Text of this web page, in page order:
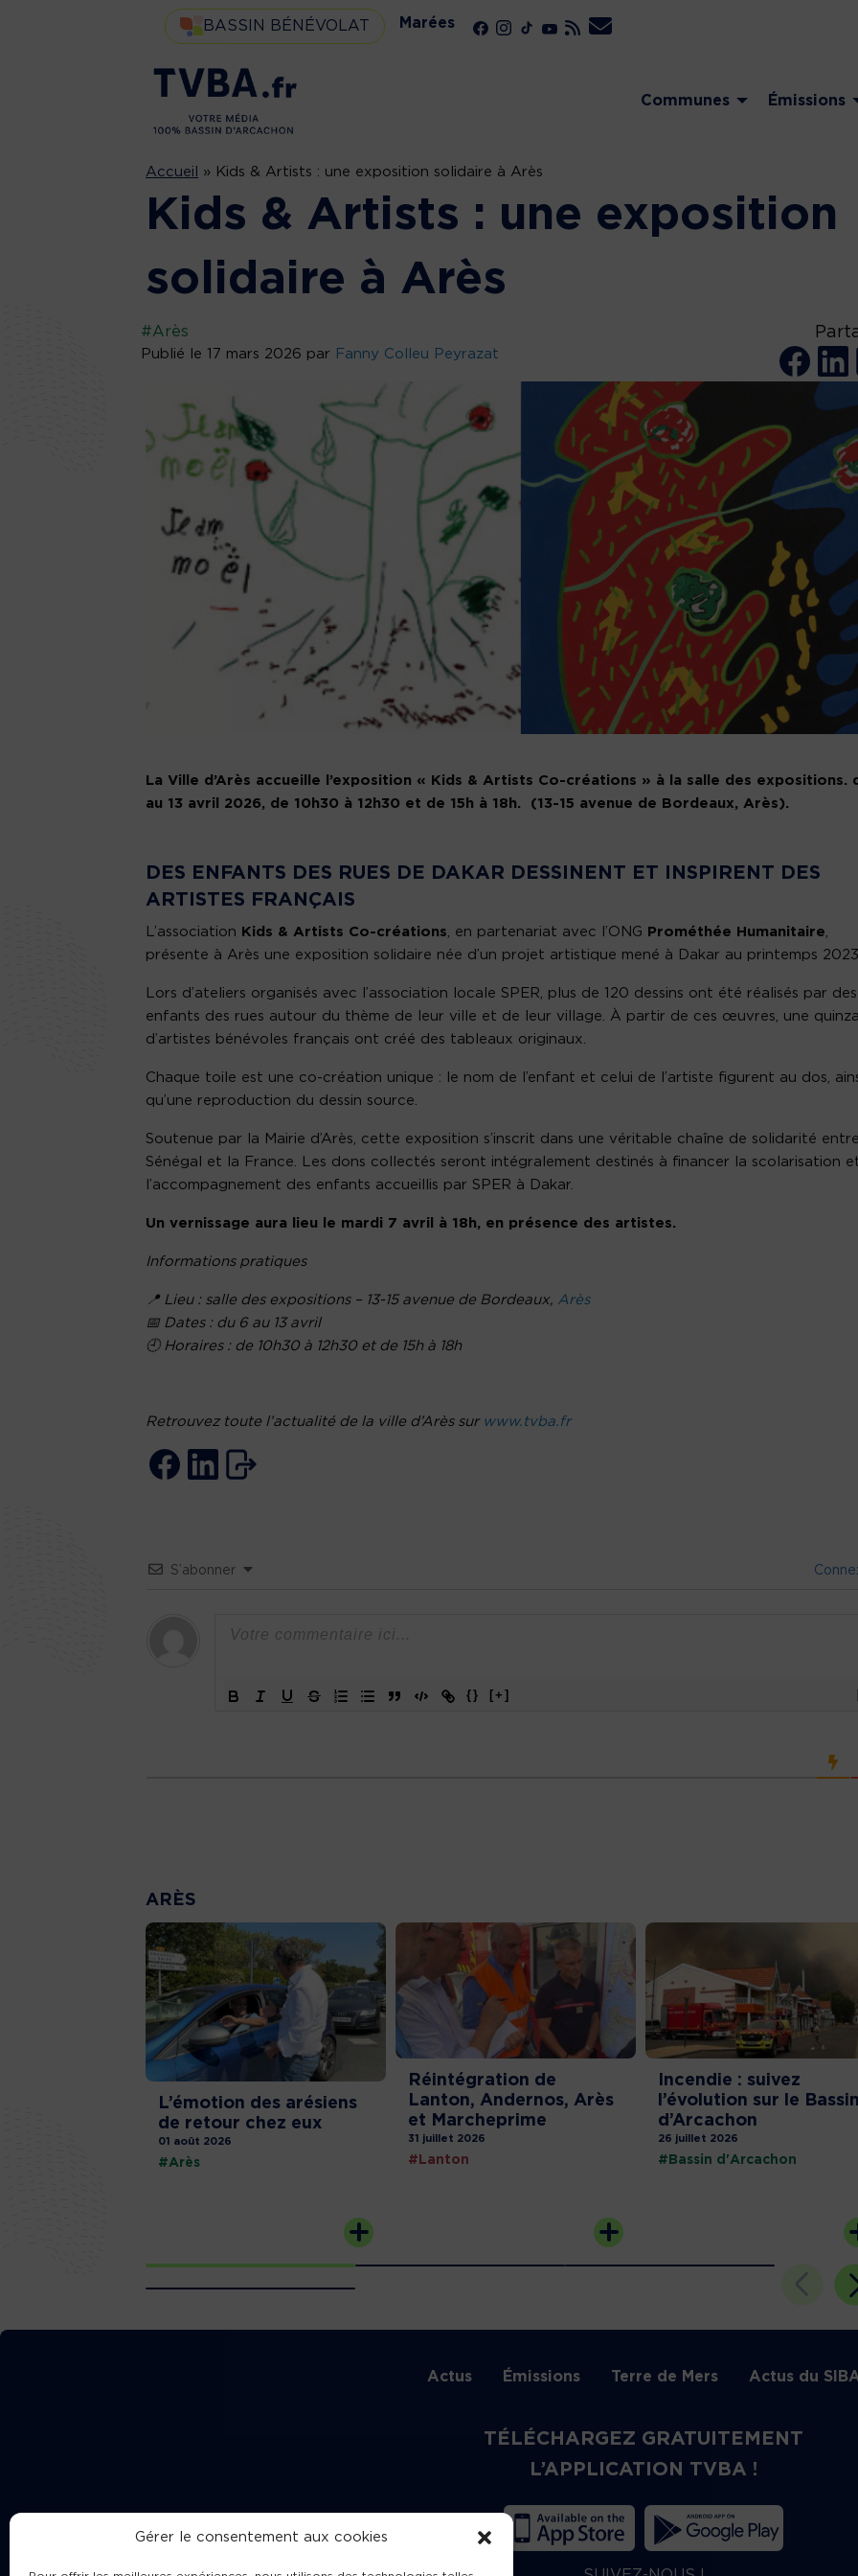
Gérer le consentement aux cookies
BASSIN BÉNÉVOLAT Marées
Communes Émissions
Accueil » Kids & Artists : une exposition solidaire à Arès
Kids & Artists : une exposition
solidaire à Arès
#Arès
Publié le 17 mars 2026 par Fanny Colleu Peyrazat
La Ville d’Arès accueille l’exposition « Kids & Artists Co-créations » à la salle des expositions.
au 13 avril 2026, de 10h30 à 12h30 et de 15h à 18h. (13-15 avenue de Bordeaux, Arès).
DES ENFANTS DES RUES DE DAKAR DESSINENT ET INSPIRENT DES
ARTISTES FRANÇAIS
L’association Kids & Artists Co-créations, en partenariat avec l’ONG Prométhée Humanitaire,
présente à Arès une exposition solidaire née d’un projet artistique mené à Dakar au printemps
Lors d’ateliers organisés avec l’association locale SPER, plus de 120 dessins ont été réalisés par des
enfants des rues autour du thème de leur ville et de leur village. À partir de ces œuvres, une
d’artistes bénévoles français ont créé des tableaux originaux.
Chaque toile est une co-création unique : le nom de l’enfant et celui de l’artiste figurent au dos,
qu’une reproduction du dessin source.
Soutenue par la Mairie d’Arès, cette exposition s’inscrit dans une véritable chaîne de solidarité
Sénégal et la France. Les dons collectés seront intégralement destinés à financer la scolarisation
l’accompagnement des enfants accueillis par SPER à Dakar.
Un vernissage aura lieu le mardi 7 avril à 18h, en présence des artistes.
Informations pratiques
📍 Lieu : salle des expositions – 13-15 avenue de Bordeaux, Arès
📅 Dates : du 6 au 13 avril
🕘 Horaires : de 10h30 à 12h30 et de 15h à 18h
Retrouvez toute l’actualité de la ville d’Arès sur www.tvba.fr
S’abonner
{} [+]
ARÈS
L’émotion des arésiens
de retour chez eux
01 août 2026
#Arès
Réintégration de
Lanton, Andernos, Arès
et Marcheprime
31 juillet 2026
#Lanton
Incendie : suivez
l’évolution sur le
d’Arcachon
26 juillet 2026
#Bassin d'Arcachon
Actus Émissions Terre de Mers Actus du
TÉLÉCHARGEZ GRATUITEMENT
L’APPLICATION TVBA !